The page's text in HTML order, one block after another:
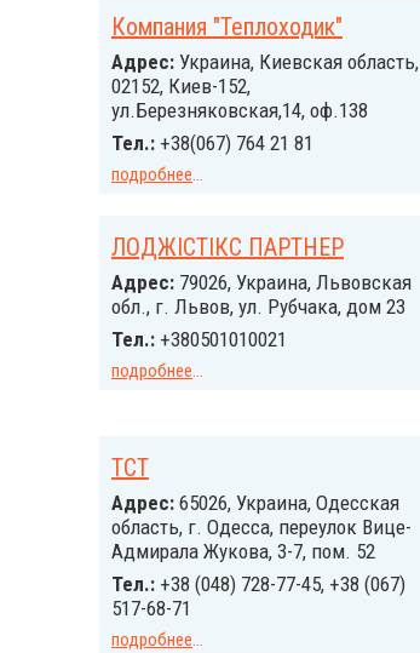
Компания "Теплоходик"
Адрес: Украина, Киевская область,
02152, Киев-152,
ул.Березняковская,14, оф.138
Тел.: +38(067) 764 21 81
подробнее...
ЛОДЖІСТІКС ПАРТНЕР
Адрес: 79026, Украина, Львовская
обл., г. Львов, ул. Рубчака, дом 23
Тел.: +380501010021
подробнее...
ТСТ
Адрес: 65026, Украина, Одесская
область, г. Одесса, переулок Вице-
Адмирала Жукова, 3-7, пом. 52
Тел.: +38 (048) 728-77-45, +38 (067)
517-68-71
подробнее...